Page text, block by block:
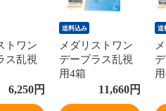
トワン
ス乱視
6,250円
送料込み
メダリストワン
デープラス乱視
用4箱
11,660円
送